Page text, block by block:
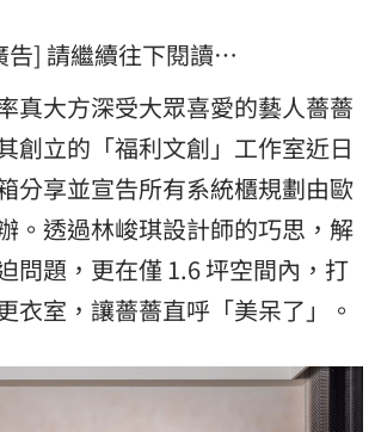
告] 請繼續往下閱讀…
真大方深受大眾喜愛的藝人薔薔
創立的「福利文創」工作室近日
分享並宣告所有系統櫃規劃由歐
。透過林峻琪設計師的巧思，解
問題，更在僅 1.6 坪空間內，打
衣室，讓薔薔直呼「美呆了」。